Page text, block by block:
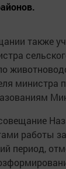
также
министра
работы
период,